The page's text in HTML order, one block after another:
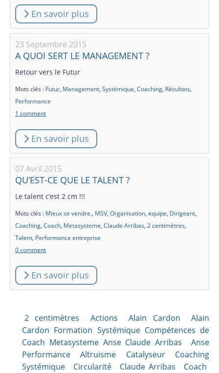
En savoir plus
23 Septembre 2015
A QUOI SERT LE MANAGEMENT ?
Retour vers le Futur
Mots clés : Futur, Management, Systémique, Coaching, Résultats,
Performance
1 comment
En savoir plus
07 Avril 2015
QU’EST-CE QUE LE TALENT ?
Le talent c’est 2 cm !!!
Mots clés : Mieux se vendre., MSV, Organisation, equipe, Dirigeant,
Coaching, Coach, Metasysteme, Claude Arribas, 2 centimètres,
Talent, Performance entreprise
0 comment
En savoir plus
2 centimètres Actions Alain Cardon
Alain
Cardon Formation Systémique Compétences de
Coach Metasysteme Anse Claude Arribas
Anse
Performance Altruisme Catalyseur Coaching
Systémique
Circularité Claude Arribas
Coach